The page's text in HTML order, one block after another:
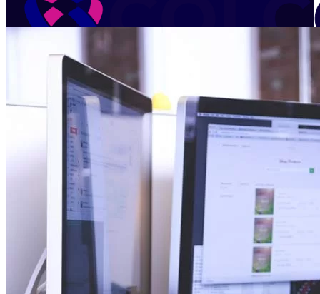
Eventos Calendario
AsociadosBeneficios Asociados
Directorio Asociados
Líneas de trabajo
Inicio
Nosotros
Quiénes Somos